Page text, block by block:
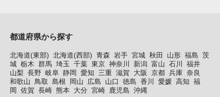
都道府県から探す
北海道(東部) 北海道(西部) 青森 岩手 宮城 秋田 山形 福島 茨
城 栃木 群馬 埼玉 千葉 東京 神奈川 新潟 富山 石川
福井
山梨 長野 岐阜 静岡 愛知 三重 滋賀 大阪 京都 兵庫 奈良
和歌山
鳥取 島根 岡山 広島 山口 徳島 香川 愛媛 高知 福
岡 佐賀 長崎 熊本 大分 宮崎 鹿児島 沖縄